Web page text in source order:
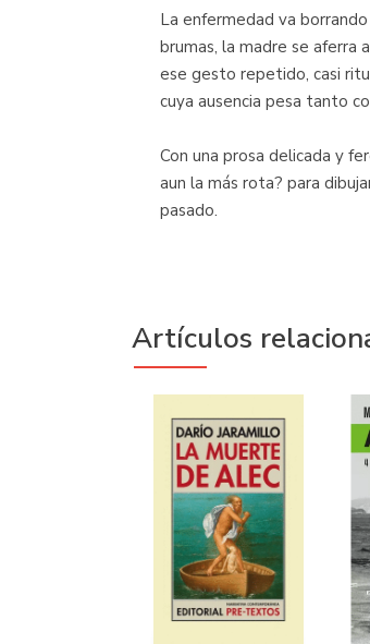
La enfermedad va
brumas, la madre se aferra
ese gesto repetido, casi
cuya ausencia pesa tanto
Con una prosa delicada y
aun la más rota? para
pasado.
Artículos